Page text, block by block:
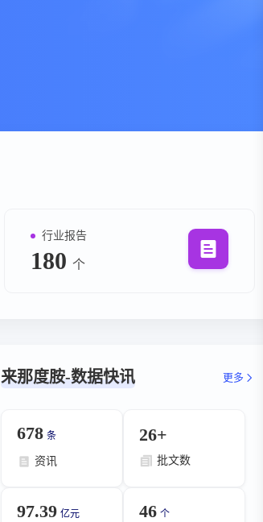
行业报告
180 个
来那度胺-数据快讯 更多
678 条
资讯
26+
批文数
97.39 亿元 46 个